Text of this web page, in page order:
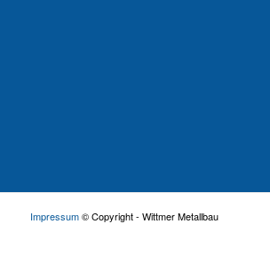
Impressum© Copyright - Wittmer Metallbau